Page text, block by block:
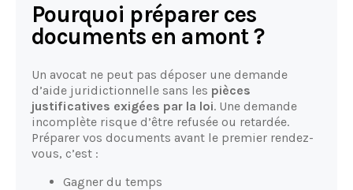
Pourquoi préparer ces
documents en amont ?
Un avocat ne peut pas déposer une demande
d’aide juridictionnelle sans les pièces
justificatives exigées par la loi. Une demande
incomplète risque d’être refusée ou retardée.
Préparer vos documents avant le premier rendez-
vous, c’est :
Gagner du temps